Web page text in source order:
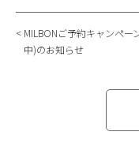
MILBONご予約キャンペー
中)のお知らせ